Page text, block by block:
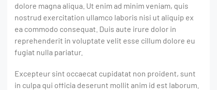
dolore magna aliqua. Ut enim ad minim veniam, quis
nostrud exercitation ullamco laboris nisi ut aliquip ex
ea commodo consequat. Duis aute irure dolor in
reprehenderit in voluptate velit esse cillum dolore eu
fugiat nulla pariatur.
Excepteur sint occaecat cupidatat non proident, sunt
in culpa qui officia deserunt mollit anim id est laborum.